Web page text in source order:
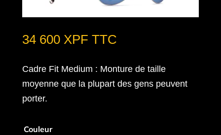
34 600 XPF TTC
Cadre Fit Medium : Monture de taille
moyenne que la plupart des gens peuvent
porter.
Couleur